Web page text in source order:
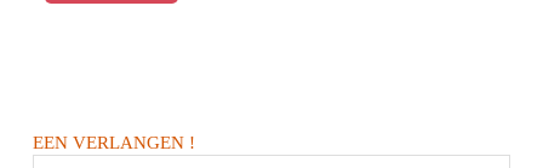
EEN VERLANGEN !